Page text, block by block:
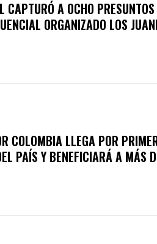
CAPTURÓ A OCHO
ORGANIZADO LOS
COLOMBIA LLEGA POR
PAÍS Y BENEFICIARÁ A MÁS